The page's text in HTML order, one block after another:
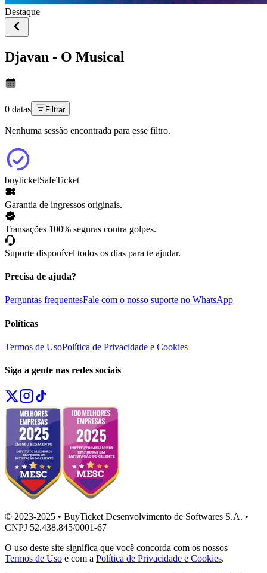
Destaque
Djavan - O Musical
0 datas Filtrar
Nenhuma sessão encontrada para esse filtro.
buyticketSafeTicket
Garantia de ingressos originais.
Transações 100% seguras contra golpes.
Suporte disponível todos os dias para te ajudar.
Precisa de ajuda?
Perguntas frequentesFale com o nosso suporte no WhatsApp
Políticas
Termos de UsoPolítica de Privacidade e Cookies
Siga a gente nas redes sociais
© 2023-2025 • BuyTicket Desenvolvimento de Softwares S.A. •
CNPJ 52.438.845/0001-67
O uso deste site significa que você concorda com os nossos
Termos de Uso e com a Política de Privacidade e Cookies.